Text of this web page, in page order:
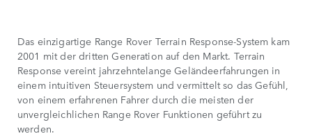
Das einzigartige Range Rover Terrain Response-System kam
2001 mit der dritten Generation auf den Markt. Terrain
Response vereint jahrzehntelange Geländeerfahrungen in
einem intuitiven Steuersystem und vermittelt so das Gefühl,
von einem erfahrenen Fahrer durch die meisten der
unvergleichlichen Range Rover Funktionen geführt zu
werden.